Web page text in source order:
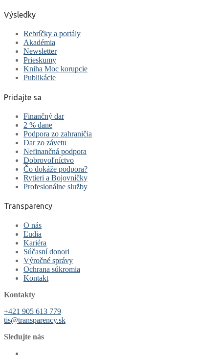
Výsledky
Rebríčky a portály
Akadémia
Newsletter
Prieskumy
Kniha Moc korupcie
Publikácie
Pridajte sa
Finančný dar
2 % dane
Podpora zo zahraničia
Dar zo závetu
Nefinančná podpora
Dobrovoľníctvo
Čo dokáže podpora?
Rytieri a Bojovníčky
Profesionálne služby
Transparency
O nás
Ľudia
Kariéra
Súčasní donori
Výročné správy
Ochrana súkromia
Kontakt
Kontakty
+421 905 613 779
tis@transparency.sk
Sledujte nás